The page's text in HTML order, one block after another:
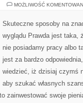
MOŻLIWOŚĆ
Skuteczne sposoby na
wyglądu Prawda jest taka,
nie posiadamy pracy albo
jest za bardzo
wiedzieć, iż dzisiaj czymś
aby szukać własnych
zainwestować swoje